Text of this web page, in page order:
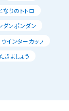
なりのトトロ
ダンポンダン
ウインターカップ
きましょう